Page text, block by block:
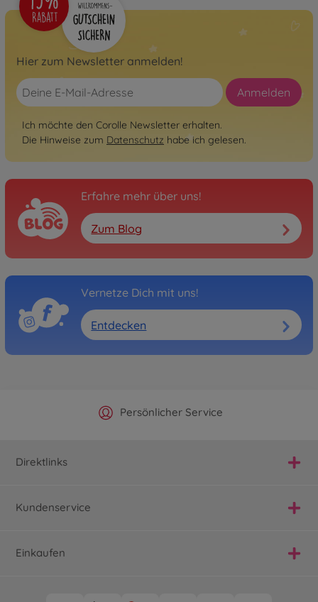
Hier zum Newsletter anmelden!
Anmelden
Ich möchte den Corolle Newsletter erhalten.
Die Hinweise zum Datenschutz habe ich gelesen.
Erfahre mehr über uns!
Zum Blog
Vernetze Dich mit uns!
Entdecken
Offizieller Hersteller Shop
Persönlicher Service
Versandkostenfrei ab 25€
Schnelle Lieferung
Direktlinks
Kundenservice
Einkaufen